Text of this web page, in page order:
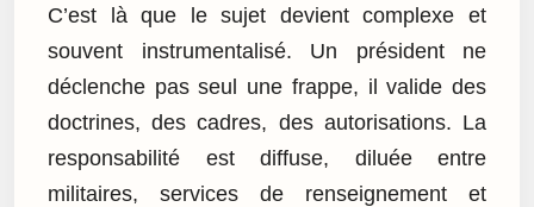
C’est là que le sujet devient complexe et
souvent instrumentalisé. Un président ne
déclenche pas seul une frappe, il valide des
doctrines, des cadres, des autorisations. La
responsabilité est diffuse, diluée entre
militaires, services de renseignement et